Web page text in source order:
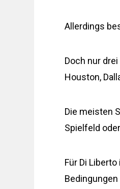
Allerdings
Doch nur
Houston,
Die meisten
Spielfeld
Für Di